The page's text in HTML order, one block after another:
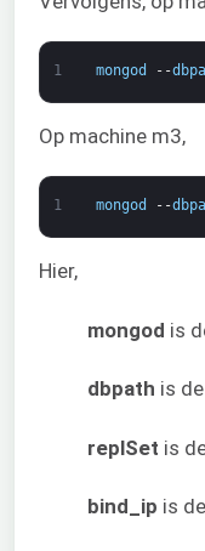
1 mongod --
Op machine m3,
1 mongod --
Hier,
mongod is
dbpath is
replSet is
bind_ip is